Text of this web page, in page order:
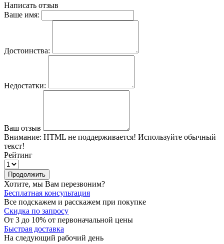
Написать отзыв
Ваше имя:
Достоинства:
Недостатки:
Ваш отзыв
Внимание: HTML не поддерживается! Используйте обычный
текст!
Рейтинг
Продолжить
Хотите, мы Вам перезвоним?
Бесплатная консультация
Все подскажем и расскажем при покупке
Скидка по запросу
От 3 до 10% от первоначальной цены
Быстрая доставка
На следующий рабочий день